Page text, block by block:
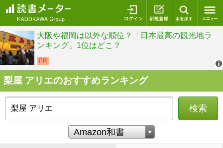
ログイン 新規登録
梨屋 アリエのおすすめランキング
検索